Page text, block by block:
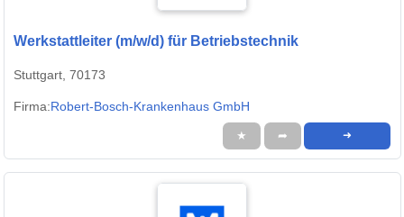
Werkstattleiter (m/w/d) für Betriebstechnik
Stuttgart, 70173
Firma:Robert-Bosch-Krankenhaus GmbH
★ ➦ ➜